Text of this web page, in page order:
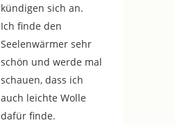
kündigen sich an.
Ich finde den
Seelenwärmer sehr
schön und werde mal
schauen, dass ich
auch leichte Wolle
dafür finde.